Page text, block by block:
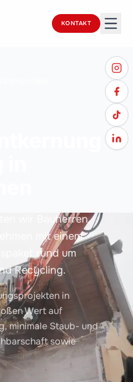
KONTAKT
wir Bauherren,
mit einem
rund um
Recycling.
in
Wert auf
minimale Staub- und
sowie